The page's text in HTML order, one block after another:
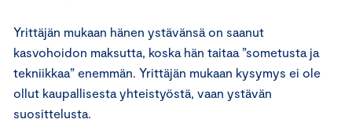
Yrittäjän mukaan hänen ystävänsä on saanut
kasvohoidon maksutta, koska hän taitaa ”sometusta ja
tekniikkaa” enemmän. Yrittäjän mukaan kysymys ei ole
ollut kaupallisesta yhteistyöstä, vaan ystävän
suosittelusta.